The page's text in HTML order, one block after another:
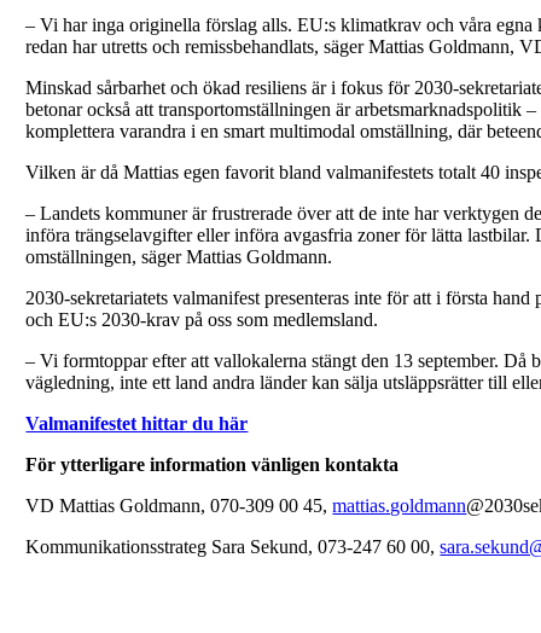
– Vi har inga originella förslag alls. EU:s klimatkrav och våra
redan har utretts och remissbehandlats, säger Mattias Goldmann,
Minskad sårbarhet och ökad resiliens är i fokus för 2030-
betonar också att transportomställningen är
komplettera varandra i en smart multimodal omställning, där
Vilken är då Mattias egen favorit bland valmanifestets totalt 40
– Landets kommuner är frustrerade över att de inte har verktygen
införa trängselavgifter eller införa avgasfria zoner för lätta
omställningen, säger Mattias Goldmann.
2030-sekretariatets valmanifest presenteras inte för att i första
och EU:s 2030-krav på oss som medlemsland.
– Vi formtoppar efter att vallokalerna stängt den 13 september.
vägledning, inte ett land andra länder kan sälja utsläppsrätter till
Valmanifestet hittar du här
För ytterligare information vänligen kontakta
VD Mattias Goldmann, 070-309 00 45,mattias.goldmann
Kommunikationsstrateg Sara Sekund, 073-247 60 00,